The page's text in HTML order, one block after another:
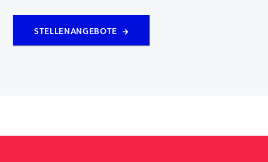
STELLENANGEBOTE